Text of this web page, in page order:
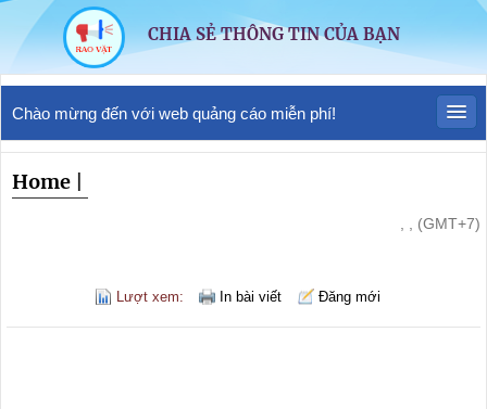
CHIA SẺ THÔNG TIN CỦA BẠN
Chào mừng đến với web quảng cáo miễn phí!
Home
, , (GMT+7)
Lượt xem: In bài viết Đăng mới